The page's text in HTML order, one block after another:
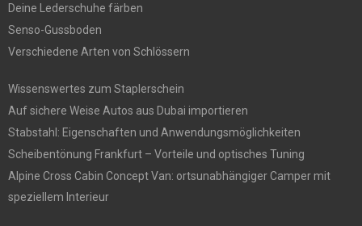
Deine Lederschuhe färben
Senso-Gussboden
Verschiedene Arten von Schlössern
Wissenswertes zum Staplerschein
Auf sichere Weise Autos aus Dubai importieren
Stabstahl: Eigenschaften und Anwendungsmöglichkeiten
Scheibentönung Frankfurt – Vorteile und optisches Tuning
Alpine Cross Cabin Concept Van: ortsunabhängiger Camper mit
speziellem Interieur